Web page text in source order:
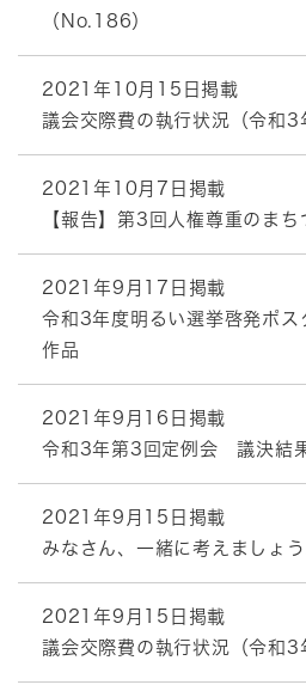
（No.186）
2021年10月15日掲載
議会交際費の執行状況（令和3
2021年10月7日掲載
【報告】第3回人権尊重のまち
2021年9月17日掲載
令和3年度明るい選挙啓発ポス
作品
2021年9月16日掲載
令和3年第3回定例会 議決結
2021年9月15日掲載
みなさん、一緒に考えましょう
2021年9月15日掲載
議会交際費の執行状況（令和3